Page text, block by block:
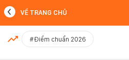
MỚI NHẤT
VỀ TRANG CHỦ
#Điểm chuẩn 2026